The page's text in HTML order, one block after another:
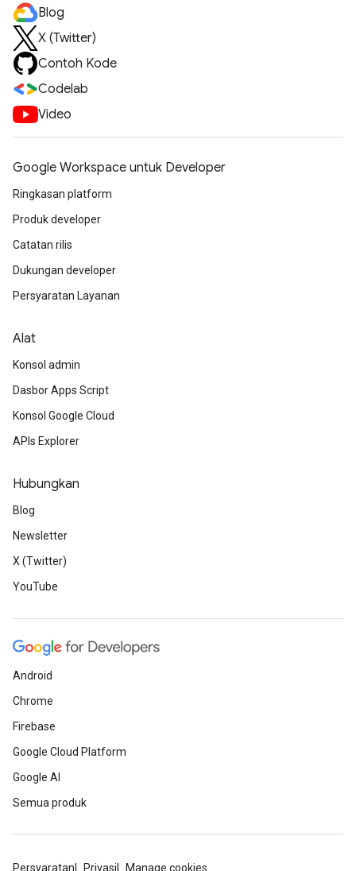
Blog
X (Twitter)
Contoh Kode
Codelab
Video
Google Workspace untuk Developer
Ringkasan platform
Produk developer
Catatan rilis
Dukungan developer
Persyaratan Layanan
Alat
Konsol admin
Dasbor Apps Script
Konsol Google Cloud
APIs Explorer
Hubungkan
Blog
Newsletter
X (Twitter)
YouTube
Android
Chrome
Firebase
Google Cloud Platform
Google AI
Semua produk
Persyaratan Privasi Manage cookies